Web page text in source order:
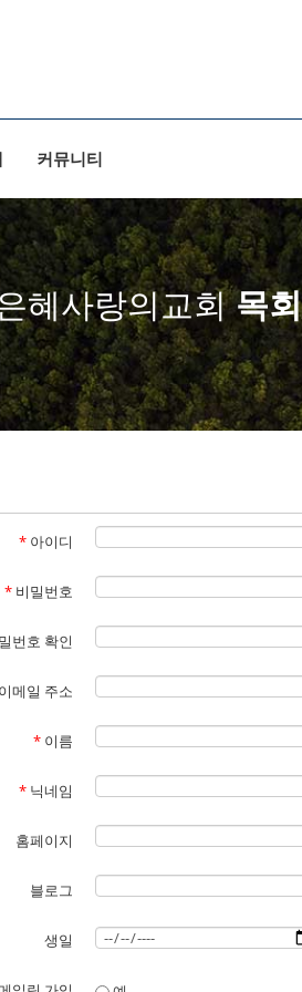
커뮤니티
혜사랑의교회목
*아이디
*비밀번호
번호 확인
메일 주소
*이름
*닉네임
홈페이지
블로그
생일